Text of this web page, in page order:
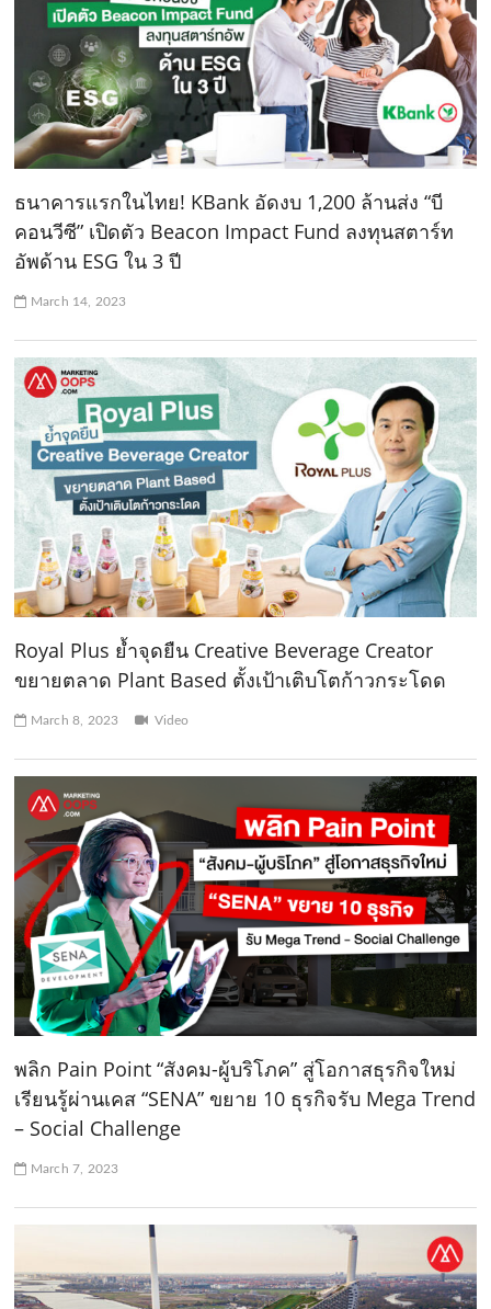
ธนาคารแรกในไทย! KBank อัดงบ 1,200 ล้านส่ง “บี
คอนวีซี” เปิดตัว Beacon Impact Fund ลงทุนสตาร์ท
อัพด้าน ESG ใน 3 ปี
March 14, 2023
Royal Plus ย้ำจุดยืน Creative Beverage Creator
ขยายตลาด Plant Based ตั้งเป้าเติบโตก้าวกระโดด
March 8, 2023 Video
พลิก Pain Point “สังคม-ผู้บริโภค” สู่โอกาสธุรกิจใหม่
เรียนรู้ผ่านเคส “SENA” ขยาย 10 ธุรกิจรับ Mega Trend
– Social Challenge
March 7, 2023